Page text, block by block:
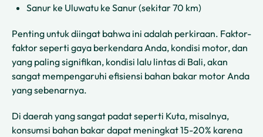
Sanur ke Uluwatu ke Sanur (sekitar 70 km)
Penting untuk diingat bahwa ini adalah perkiraan. Faktor-
faktor seperti gaya berkendara Anda, kondisi motor, dan
yang paling signifikan, kondisi lalu lintas di Bali, akan
sangat mempengaruhi efisiensi bahan bakar motor Anda
yang sebenarnya.
Di daerah yang sangat padat seperti Kuta, misalnya,
konsumsi bahan bakar dapat meningkat 15-20% karena